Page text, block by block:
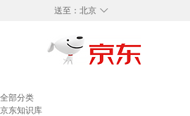
◇
送至： 北京
全部分类
京东知识库